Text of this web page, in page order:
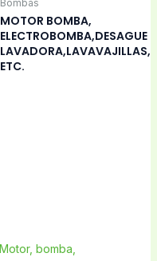
Bombas
MOTOR BOMBA,
ELECTROBOMBA,DESAGUE
LAVADORA,LAVAVAJILLAS,
ETC.